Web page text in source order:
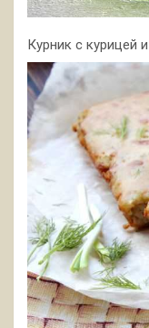
Курник с курицей